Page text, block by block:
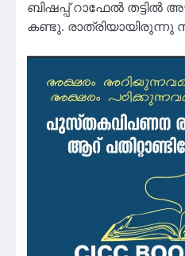
ബിഷപ്പ് റാഫേൽ തട്ടിൽ
കണ്ടു.